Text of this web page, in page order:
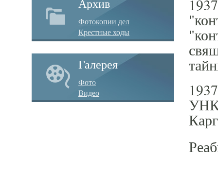
Архив
Фотокопии дел
Крестные ходы
Галерея
Фото
Видео